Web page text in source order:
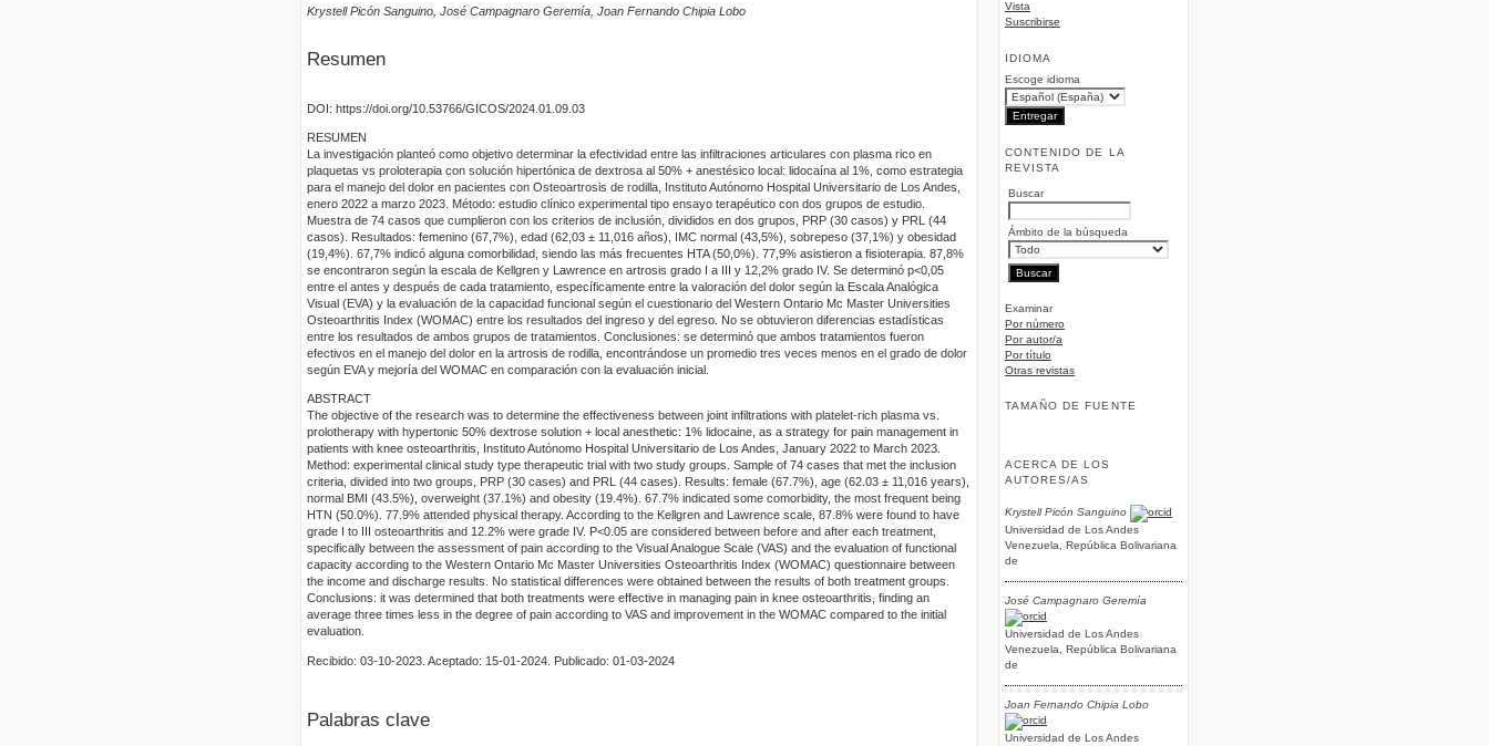
Vista
Suscribirse
IDIOMA
Escoge idioma
CONTENIDO DE LA
REVISTA
Buscar
Ámbito de la búsqueda
Examinar
Por número
Por autor/a
Por título
Otras revistas
TAMAÑO DE FUENTE
ACERCA DE LOS
AUTORES/AS
Krystell Picón Sanguino
Universidad de Los Andes
Venezuela, República Bolivariana
de
José Campagnaro Geremía
Universidad de Los Andes
Venezuela, República Bolivariana
de
Joan Fernando Chipia Lobo
Universidad de Los Andes
Krystell Picón Sanguino, José Campagnaro Geremía, Joan Fernando Chipia Lobo
Resumen
DOI: https://doi.org/10.53766/GICOS/2024.01.09.03
RESUMEN
La investigación planteó como objetivo determinar la efectividad entre las infiltraciones articulares con plasma rico en
plaquetas vs proloterapia con solución hipertónica de dextrosa al 50% + anestésico local: lidocaína al 1%, como estrategia
para el manejo del dolor en pacientes con Osteoartrosis de rodilla, Instituto Autónomo Hospital Universitario de Los Andes,
enero 2022 a marzo 2023. Método: estudio clínico experimental tipo ensayo terapéutico con dos grupos de estudio.
Muestra de 74 casos que cumplieron con los criterios de inclusión, divididos en dos grupos, PRP (30 casos) y PRL (44
casos). Resultados: femenino (67,7%), edad (62,03 ± 11,016 años), IMC normal (43,5%), sobrepeso (37,1%) y obesidad
(19,4%). 67,7% indicó alguna comorbilidad, siendo las más frecuentes HTA (50,0%). 77,9% asistieron a fisioterapia. 87,8%
se encontraron según la escala de Kellgren y Lawrence en artrosis grado I a III y 12,2% grado IV. Se determinó p<0,05
entre el antes y después de cada tratamiento, específicamente entre la valoración del dolor según la Escala Analógica
Visual (EVA) y la evaluación de la capacidad funcional según el cuestionario del Western Ontario Mc Master Universities
Osteoarthritis Index (WOMAC) entre los resultados del ingreso y del egreso. No se obtuvieron diferencias estadísticas
entre los resultados de ambos grupos de tratamientos. Conclusiones: se determinó que ambos tratamientos fueron
efectivos en el manejo del dolor en la artrosis de rodilla, encontrándose un promedio tres veces menos en el grado de dolor
según EVA y mejoría del WOMAC en comparación con la evaluación inicial.
ABSTRACT
The objective of the research was to determine the effectiveness between joint infiltrations with platelet-rich plasma vs.
prolotherapy with hypertonic 50% dextrose solution + local anesthetic: 1% lidocaine, as a strategy for pain management in
patients with knee osteoarthritis, Instituto Autónomo Hospital Universitario de Los Andes, January 2022 to March 2023.
Method: experimental clinical study type therapeutic trial with two study groups. Sample of 74 cases that met the inclusion
criteria, divided into two groups, PRP (30 cases) and PRL (44 cases). Results: female (67.7%), age (62.03 ± 11,016 years),
normal BMI (43.5%), overweight (37.1%) and obesity (19.4%). 67.7% indicated some comorbidity, the most frequent being
HTN (50.0%). 77.9% attended physical therapy. According to the Kellgren and Lawrence scale, 87.8% were found to have
grade I to III osteoarthritis and 12.2% were grade IV. P<0.05 are considered between before and after each treatment,
specifically between the assessment of pain according to the Visual Analogue Scale (VAS) and the evaluation of functional
capacity according to the Western Ontario Mc Master Universities Osteoarthritis Index (WOMAC) questionnaire between
the income and discharge results. No statistical differences were obtained between the results of both treatment groups.
Conclusions: it was determined that both treatments were effective in managing pain in knee osteoarthritis, finding an
average three times less in the degree of pain according to VAS and improvement in the WOMAC compared to the initial
evaluation.
Recibido: 03-10-2023. Aceptado: 15-01-2024. Publicado: 01-03-2024
Palabras clave